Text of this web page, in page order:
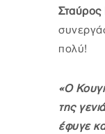
Σταύρος
πολύ!
«Ο
της
έφυγε